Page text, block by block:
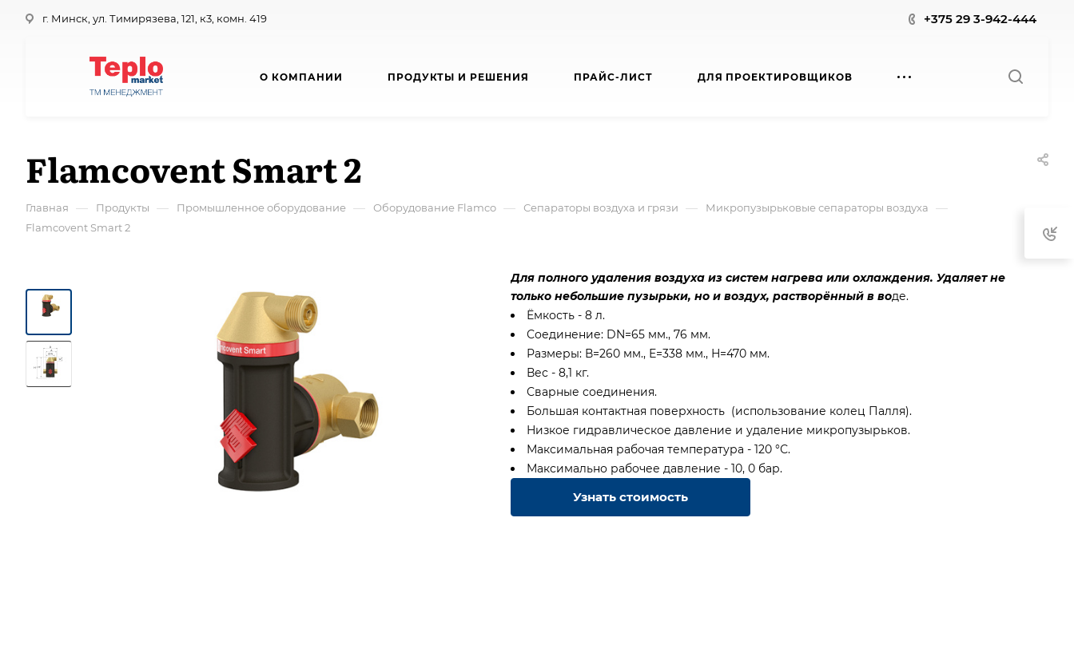
г. Минск, ул. Тимирязева, 121, к3, комн. 419 +375 29 3-942-444
О КОМПАНИИ ПРОДУКТЫ И РЕШЕНИЯ ПРАЙС-ЛИСТ ДЛЯ ПРОЕКТИРОВЩИКОВ
Flamcovent Smart 2
Главная — Продукты — Промышленное оборудование — Оборудование Flamco — Сепараторы воздуха и грязи — Микропузырьковые сепараторы воздуха —
Flamcovent Smart 2
Для полного удаления воздуха из систем нагрева или охлаждения. Удаляет не
только небольшие пузырьки, но и воздух, растворённый в воде.
Ёмкость - 8 л.
Соединение: DN=65 мм., 76 мм.
Размеры: В=260 мм., Е=338 мм., Н=470 мм.
Вес - 8,1 кг.
Сварные соединения.
Большая контактная поверхность (использование колец Палля).
Низкое гидравлическое давление и удаление микропузырьков.
Максимальная рабочая температура - 120 °С.
Максимально рабочее давление - 10, 0 бар.
Узнать стоимость